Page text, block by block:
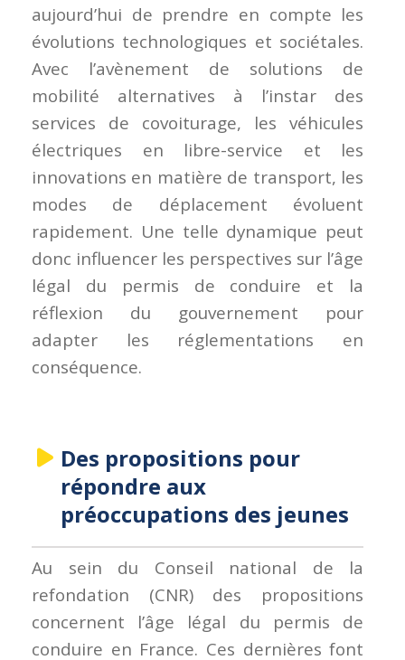
aujourd’hui de prendre en compte les
évolutions technologiques et sociétales.
Avec l’avènement de solutions de
mobilité alternatives à l’instar des
services de covoiturage, les véhicules
électriques en libre-service et les
innovations en matière de transport, les
modes de déplacement évoluent
rapidement. Une telle dynamique peut
donc influencer les perspectives sur l’âge
légal du permis de conduire et la
réflexion du gouvernement pour
adapter les réglementations en
conséquence.
Des propositions pour
répondre aux
préoccupations des jeunes
Au sein du Conseil national de la
refondation (CNR) des propositions
concernent l’âge légal du permis de
conduire en France. Ces dernières font